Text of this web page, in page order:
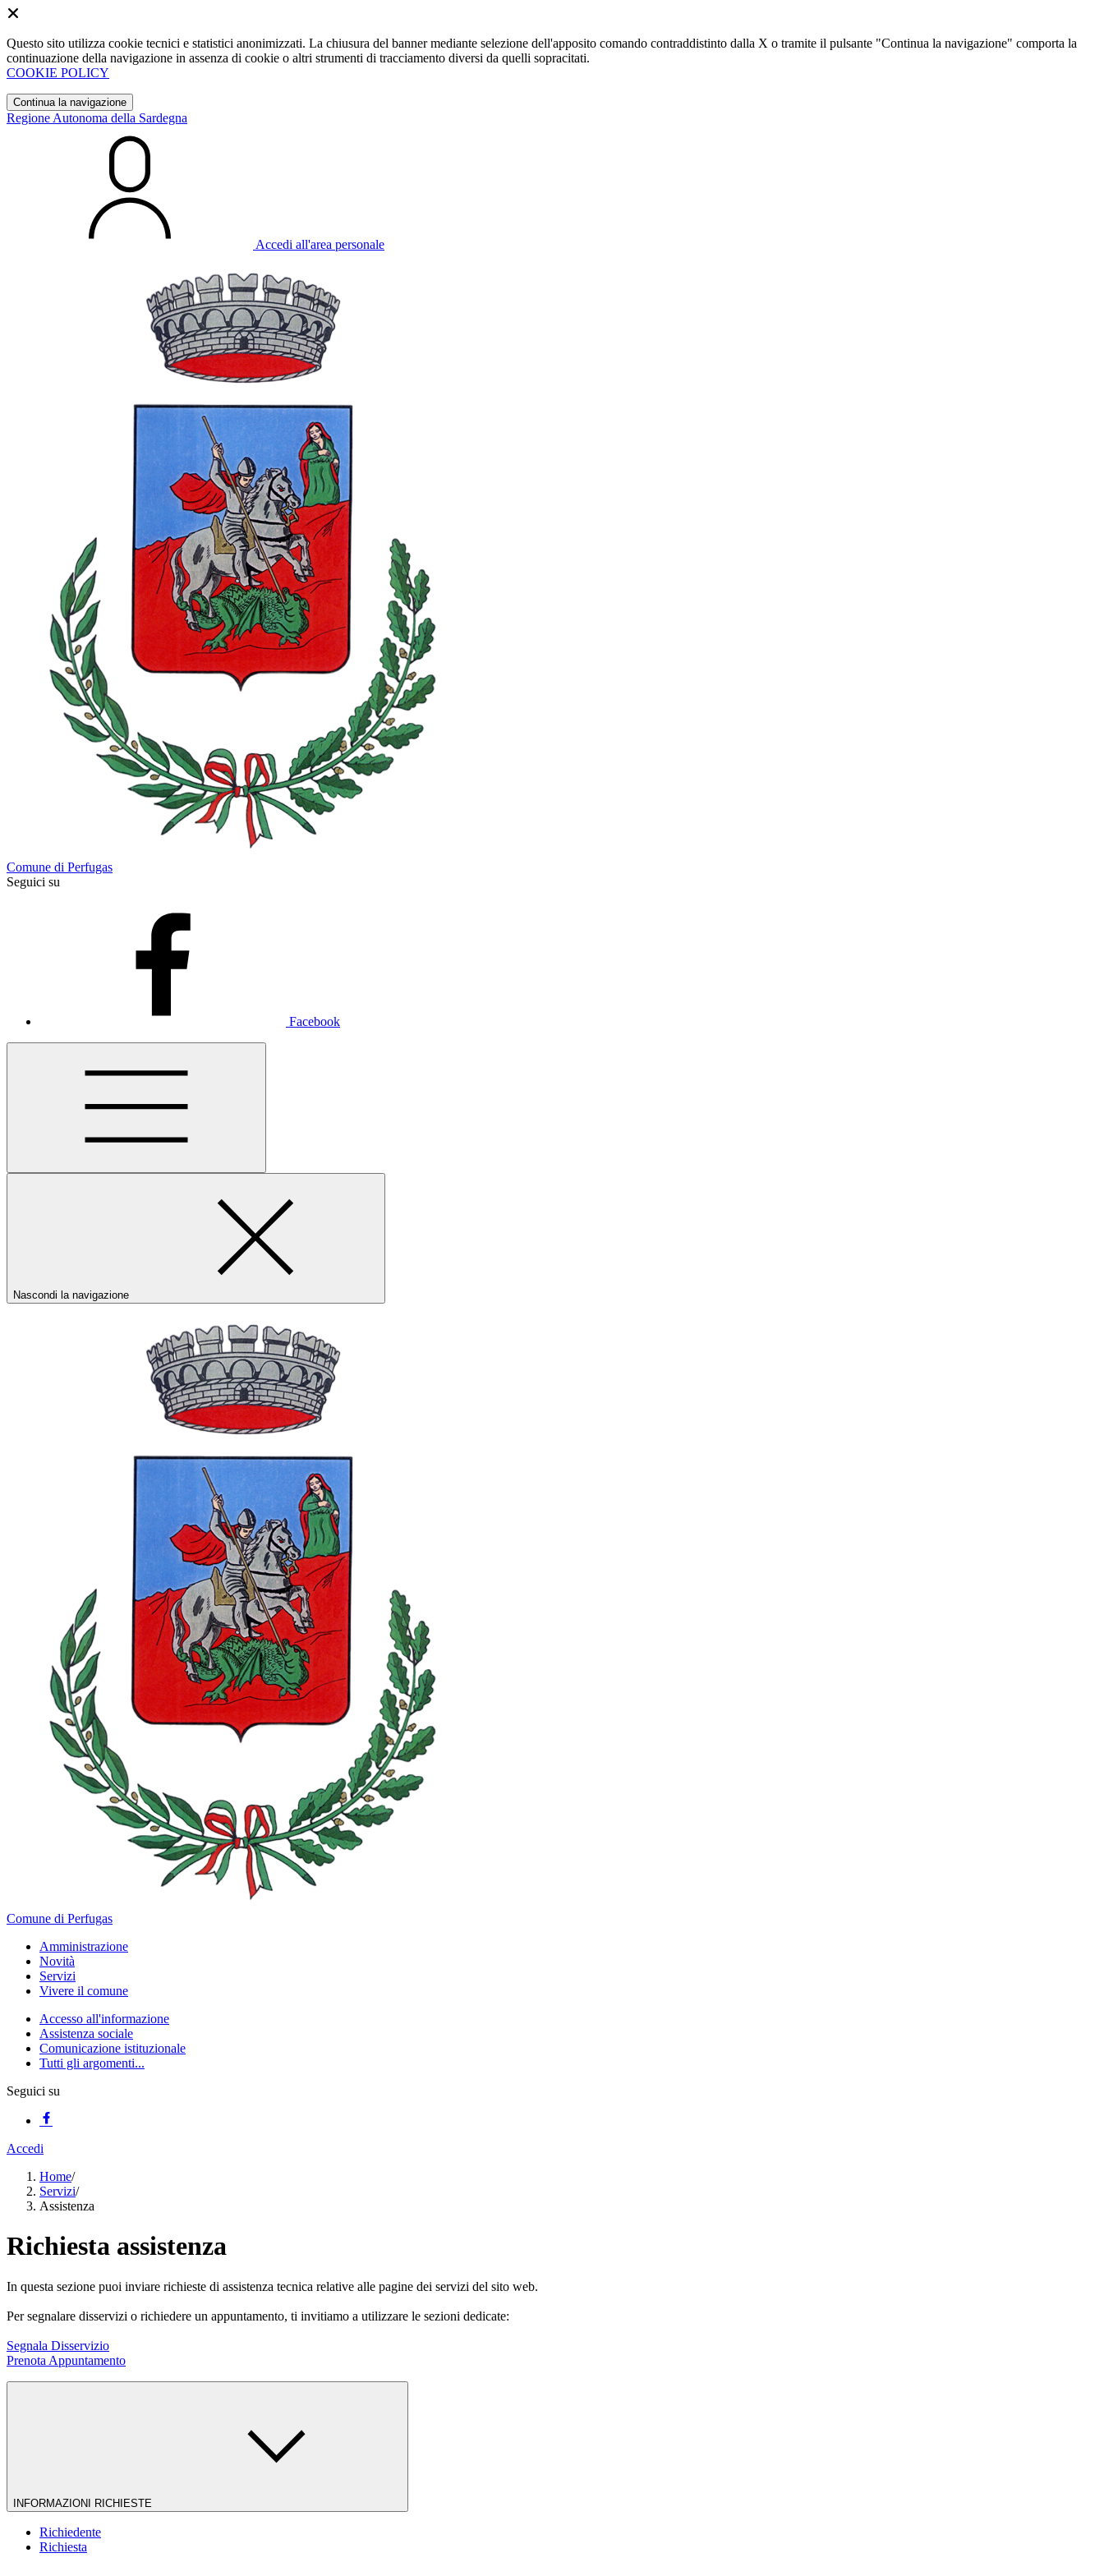
Questo sito utilizza cookie tecnici e statistici anonimizzati. La chiusura del banner mediante selezione dell'apposito comando contraddistinto dalla X o tramite il pulsante "Continua la navigazione" comporta la
continuazione della navigazione in assenza di cookie o altri strumenti di tracciamento diversi da quelli sopracitati.
COOKIE POLICY
Continua la navigazione
Regione Autonoma della Sardegna
Accedi all'area personale
Comune di Perfugas
Seguici su
Facebook
Nascondi la navigazione
Comune di Perfugas
Amministrazione
Novità
Servizi
Vivere il comune
Accesso all'informazione
Assistenza sociale
Comunicazione istituzionale
Tutti gli argomenti...
Seguici su
Accedi
Home/
Servizi/
Assistenza
Richiesta assistenza
In questa sezione puoi inviare richieste di assistenza tecnica relative alle pagine dei servizi del sito web.
Per segnalare disservizi o richiedere un appuntamento, ti invitiamo a utilizzare le sezioni dedicate:
Segnala Disservizio
Prenota Appuntamento
INFORMAZIONI RICHIESTE
Richiedente
Richiesta